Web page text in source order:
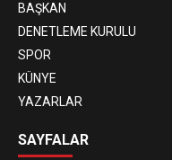
BAŞKAN
DENETLEME KURULU
SPOR
KÜNYE
YAZARLAR
SAYFALAR